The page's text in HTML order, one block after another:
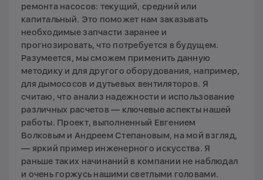
ремонта насосов: текущий, средний или
капитальный. Это поможет нам заказывать
необходимые запчасти заранее и
прогнозировать, что потребуется в будущем.
Разумеется, мы сможем применить данную
методику и для другого оборудования, например,
для дымососов и дутьевых вентиляторов. Я
считаю, что анализ надежности и использование
различных расчетов — ключевые аспекты нашей
работы. Проект, выполненный Евгением
Волковым и Андреем Степановым, на мой взгляд,
— яркий пример инженерного искусства. Я
раньше таких начинаний в компании не наблюдал
и очень горжусь нашими светлыми головами.